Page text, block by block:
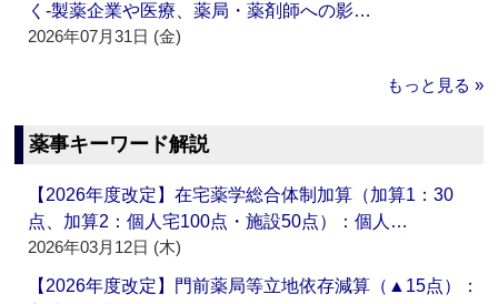
く‐製薬企業や医療、薬局・薬剤師への影…
2026年07月31日 (金)
もっと見る »
薬事キーワード解説
【2026年度改定】在宅薬学総合体制加算（加算1：30
点、加算2：個人宅100点・施設50点）：個人…
2026年03月12日 (木)
【2026年度改定】門前薬局等立地依存減算（▲15点）：